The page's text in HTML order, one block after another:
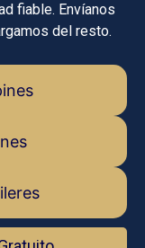
fiable. Envíanos
del resto.